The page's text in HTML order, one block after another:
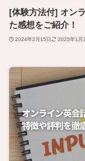
[体験方法付] オン
た感想をご紹介！
2024年2月15日 2025年1月